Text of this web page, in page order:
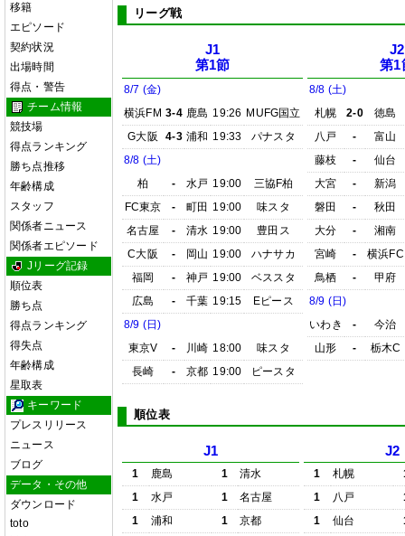
移籍
エピソード
契約状況
出場時間
得点・警告
チーム情報
競技場
得点ランキング
勝ち点推移
年齢構成
スタッフ
関係者ニュース
関係者エピソード
Jリーグ記録
順位表
勝ち点
得点ランキング
得失点
年齢構成
星取表
キーワード
プレスリリース
ニュース
ブログ
データ・その他
ダウンロード
toto
リーグ戦
J1
第1節
8/7 (金)
横浜FM 3-4 鹿島 19:26 MUFG国立
G大阪
4-3 浦和 19:33
パナスタ
8/8 (土)
柏
- 水戸 19:00
三協F柏
FC東京
- 町田 19:00
味スタ
名古屋
- 清水 19:00
豊田ス
C大阪
- 岡山 19:00
ハナサカ
福岡
- 神戸 19:00
ベススタ
広島
- 千葉 19:15
Eピース
8/9 (日)
東京V
- 川崎 18:00
味スタ
長崎
- 京都 19:00 ピースタ
J2
第1
8/8 (土)
札幌
2-0
徳島
八戸
-
富山
藤枝
-
仙台
大宮
-
新潟
磐田
-
秋田
大分
-
湘南
宮崎
-
横浜FC
鳥栖
-
甲府
8/9 (日)
いわき
-
今治
山形
- 栃木C
順位表
J1
1 鹿島 1
清水
1
水戸 1
名古屋
1
浦和 1
京都
J2
1 札幌
1
八戸
1
仙台